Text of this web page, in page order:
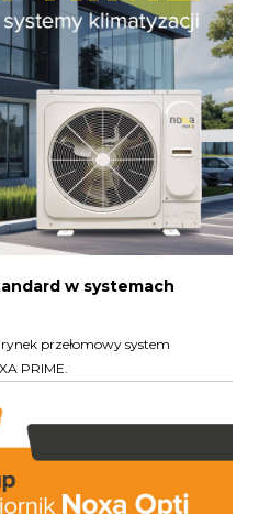
w systemach
przełomowy system
PRIME.